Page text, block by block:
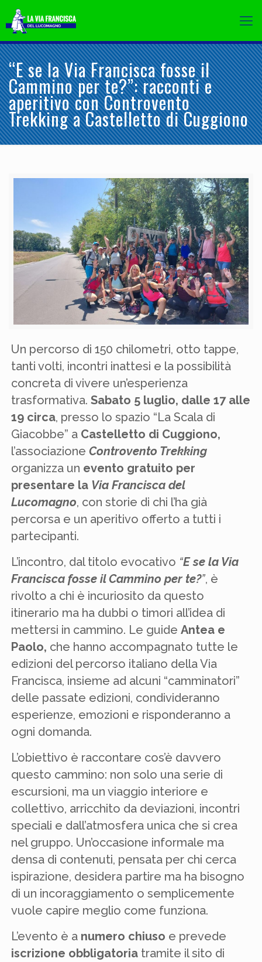
“E se la Via Francisca fosse il
Cammino per te?”: racconti e
aperitivo con Controvento
Trekking a Castelletto di Cuggiono
Un percorso di 150 chilometri, otto tappe,
tanti volti, incontri inattesi e la possibilità
concreta di vivere un’esperienza
trasformativa. Sabato 5 luglio, dalle 17 alle
19 circa, presso lo spazio “La Scala di
Giacobbe” a Castelletto di Cuggiono,
l’associazioneControvento Trekking
organizza un evento gratuito per
presentare la Via Francisca del
Lucomagno, con storie di chi l’ha già
percorsa e un aperitivo offerto a tutti i
partecipanti.
L’incontro, dal titolo evocativo “E se la Via
Francisca fosse il Cammino per te?”, è
rivolto a chi è incuriosito da questo
itinerario ma ha dubbi o timori all’idea di
mettersi in cammino. Le guideAntea e
Paolo, che hanno accompagnato tutte le
edizioni del percorso italiano della Via
Francisca, insieme ad alcuni “camminatori”
delle passate edizioni, condivideranno
esperienze, emozioni e risponderanno a
ogni domanda.
L’obiettivo è raccontare cos’è davvero
questo cammino: non solo una serie di
escursioni, ma un viaggio interiore e
collettivo, arricchito da deviazioni, incontri
speciali e dall’atmosfera unica che si crea
nel gruppo. Un’occasione informale ma
densa di contenuti, pensata per chi cerca
ispirazione, desidera partire ma ha bisogno
di un incoraggiamento o semplicemente
vuole capire meglio come funziona.
L’evento è a numero chiuso e prevede
iscrizione obbligatoria tramite il sito di